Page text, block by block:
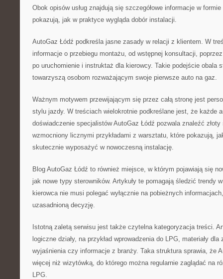
Obok opisów usług znajdują się szczegółowe informacje w
pokazują, jak w praktyce wygląda dobór instalacji.
AutoGaz Łódź podkreśla jasne zasady w relacji z klientem. W
informacje o przebiegu montażu, od wstępnej konsultacji,
po uruchomienie i instruktaż dla kierowcy. Takie podejście obala
towarzyszą osobom rozważającym swoje pierwsze auto na gaz.
Ważnym motywem przewijającym się przez całą stronę jest
stylu jazdy. W treściach wielokrotnie podkreślane jest, że każde
doświadczenie specjalistów AutoGaz Łódź pozwala znaleźć
wzmocniony licznymi przykładami z warsztatu, które pokazują,
skutecznie wyposażyć w nowoczesną instalację.
Blog AutoGaz Łódź to również miejsce, w którym pojawiają się
jak nowe typy sterowników. Artykuły te pomagają śledzić trendy
kierowca nie musi polegać wyłącznie na pobieżnych
uzasadnioną decyzję.
Istotną zaletą serwisu jest także czytelna kategoryzacja treści.
logiczne działy, na przykład wprowadzenia do LPG, materiały
wyjaśnienia czy informacje z branży. Taka struktura sprawia, że
więcej niż wizytówką, do którego można regularnie zaglądać na
LPG.